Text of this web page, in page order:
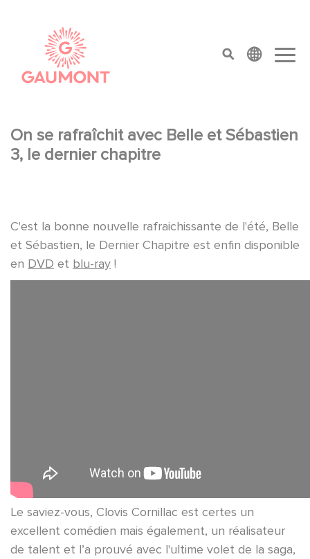
top menu
On se rafraîchit avec Belle et Sébastien
3, le dernier chapitre
C'est la bonne nouvelle rafraichissante de l'été, Belle
et Sébastien, le Dernier Chapitre est enfin disponible
en DVD et blu-ray !
Le saviez-vous, Clovis Cornillac est certes un
excellent comédien mais également, un réalisateur
de talent et l’a prouvé avec l'ultime volet de la saga,